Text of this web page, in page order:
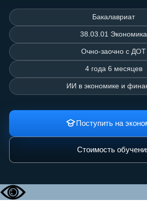
Бакалавриат
38.03.01 Экономика
Очно-заочно с ДОТ
4 года 6 месяцев
ИИ в экономике и
Поступить на
Стоимость